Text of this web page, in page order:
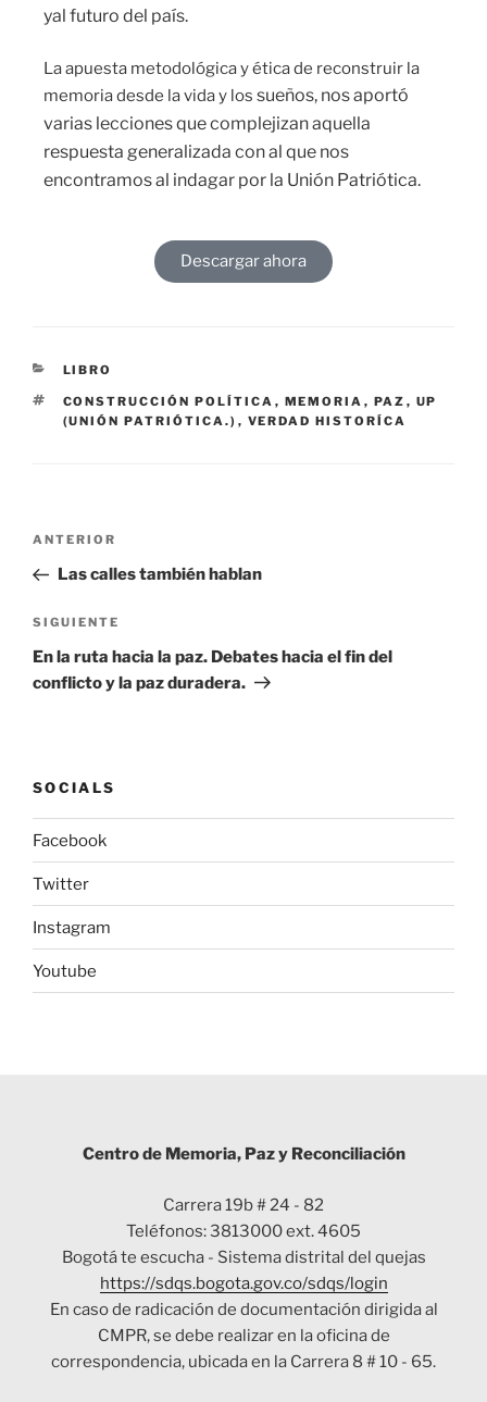
yal futuro del país.
La apuesta metodológica y ética de reconstruir la
memoria desde la vida y los sueños, nos aportó
varias lecciones quecomplejizan aquella
respuesta generalizada con al que nos
encontramos al indagar por la Unión Patriótica.
Descargar ahora
LIBRO
CONSTRUCCIÓN POLÍTICA , MEMORIA , PAZ , UP
(UNIÓN PATRIÓTICA.) , VERDAD HISTORÍCA
ANTERIOR
Las calles también hablan
SIGUIENTE
En la ruta hacia la paz. Debates hacia el fin del
conflicto y la paz duradera.
SOCIALS
Facebook
Twitter
Instagram
Youtube
Centro de Memoria, Paz y Reconciliación
Carrera 19b # 24 - 82
Teléfonos: 3813000 ext. 4605
Bogotá te escucha - Sistema distrital del quejas
https://sdqs.bogota.gov.co/sdqs/login
En caso de radicación de documentación dirigida al
CMPR, se debe realizar en la oficina de
correspondencia, ubicada en la Carrera 8 # 10 - 65.